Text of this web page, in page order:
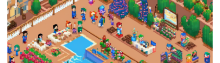
navigation